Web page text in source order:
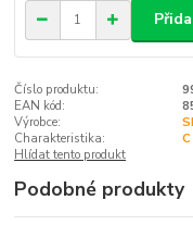
Číslo produktu:
EAN kód:
Výrobce:
Charakteristika:
C
Hlídat tento produkt
Podobné produkty